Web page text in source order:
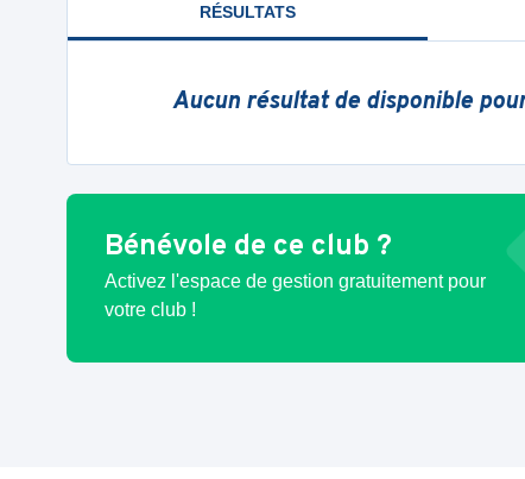
RÉSULTATS
Aucun résultat de disponible
Bénévole de ce club ?
Activez l'espace de gestion gratuitement pour
votre club !